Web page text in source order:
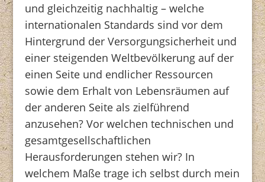
und gleichzeitig nachhaltig – welche
internationalen Standards sind vor dem
Hintergrund der Versorgungsicherheit und
einer steigenden Weltbevölkerung auf der
einen Seite und endlicher Ressourcen
sowie dem Erhalt von Lebensräumen auf
der anderen Seite als zielführend
anzusehen? Vor welchen technischen und
gesamtgesellschaftlichen
Herausforderungen stehen wir? In
welchem Maße trage ich selbst durch mein